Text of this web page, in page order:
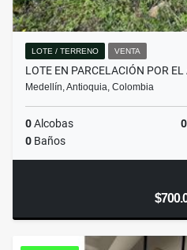
LOTE / TERRENO VENTA
LOTE EN PARCELACIÓN POR
Medellín, Antioquia, Colombia
0Alcobas 0
0 Baños